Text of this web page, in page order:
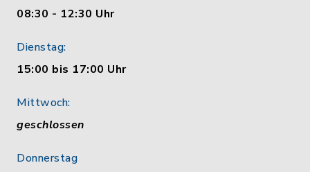
08:30 - 12:30 Uhr
Dienstag:
15:00 bis 17:00 Uhr
Mittwoch:
geschlossen
Donnerstag